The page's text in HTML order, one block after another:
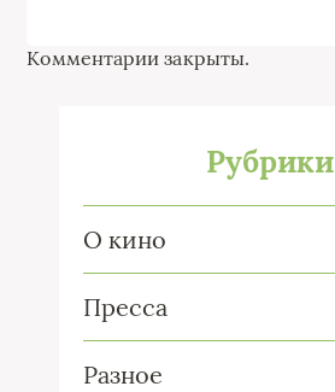
Комментарии закрыты.
Рубрики
О кино
Пресса
Разное